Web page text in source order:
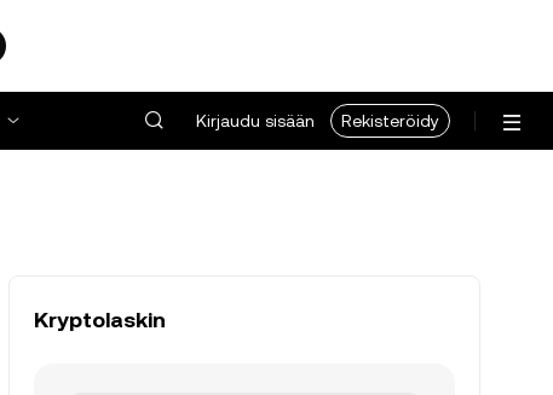
Kirjaudu sisään Rekisteröidy
Kryptolaskin